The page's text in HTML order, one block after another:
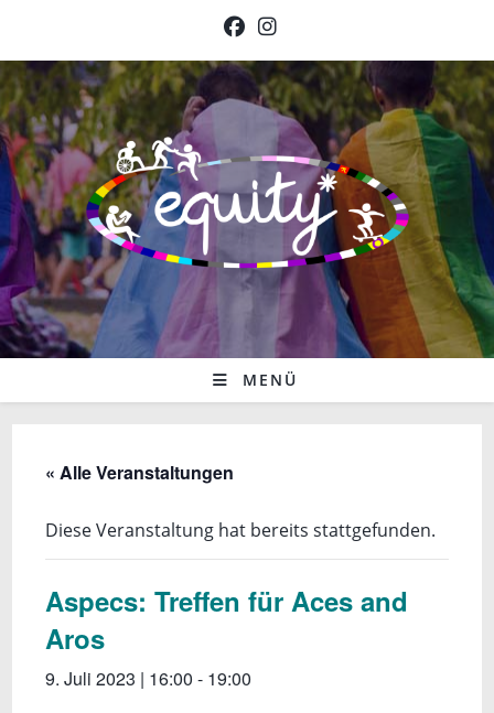
springen
MENÜ
« Alle Veranstaltungen
Diese Veranstaltung hat bereits stattgefunden.
Aspecs: Treffen für Aces and
Aros
9. Juli 2023 | 16:00 - 19:00